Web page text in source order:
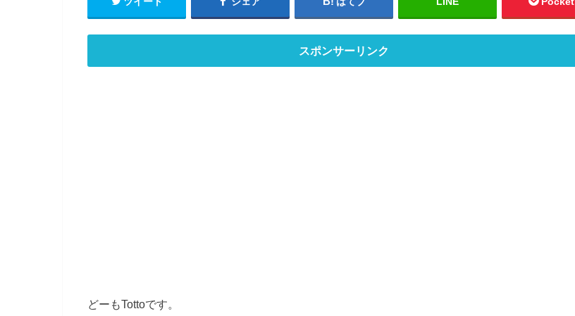
スポンサーリンク
どーもTottoです。